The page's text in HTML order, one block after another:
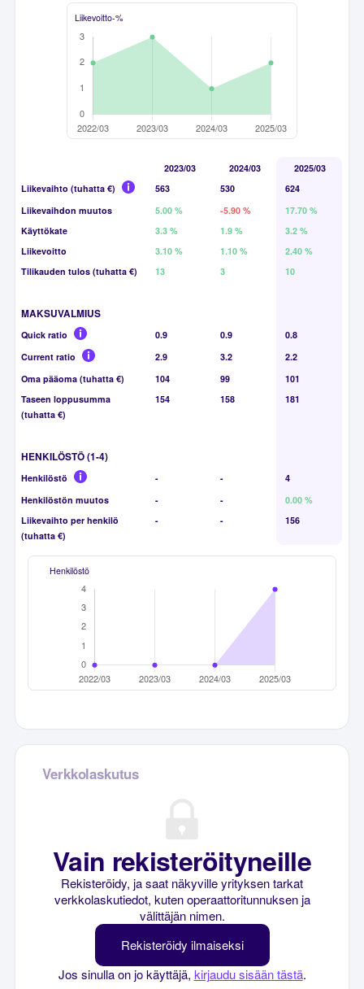
Liikevoitto-%
2023/03 2024/03
2025/03
Liikevaihto (tuhatta €)
563 530
624
Liikevaihdon muutos
5.00 % -5.90 %
17.70 %
Käyttökate
3.3 % 1.9 %
3.2 %
Liikevoitto
3.10 % 1.10 %
2.40 %
Tilikauden tulos (tuhatta €)
13 3 10
MAKSUVALMIUS
Quick ratio 0.9 0.9
0.8
Current ratio
2.9 3.2
2.2
Oma pääoma (tuhatta €)
104 99
101
Taseen loppusumma
(tuhatta €)
154 158 181
HENKILÖSTÖ (1-4)
Henkilöstö - -
4
Henkilöstön muutos
- -
0.00 %
Liikevaihto per henkilö
(tuhatta €)
- - 156
Henkilöstö
Verkkolaskutus
Vain rekisteröityneille
Rekisteröidy, ja saat näkyville yrityksen tarkat
verkkolaskutiedot, kuten operaattoritunnuksen ja
välittäjän nimen.
Rekisteröidy ilmaiseksi
Jos sinulla on jo käyttäjä, kirjaudu sisään tästä.